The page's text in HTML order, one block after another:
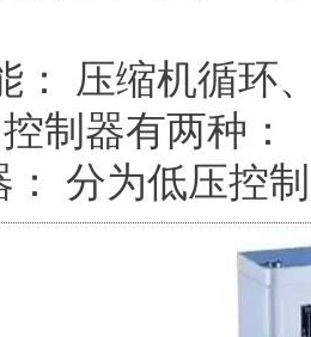
： 压缩机循环
制器有两种：
： 分为低压控